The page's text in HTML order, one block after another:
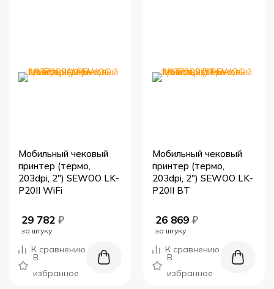
Мобильный чековый
принтер (термо,
203dpi, 2") SEWOO LK-
P20II WiFi
29 782 ₽
за штуку
К сравнению
В
избранное
Мобильный чековый
принтер (термо,
203dpi, 2") SEWOO LK-
P20II BT
26 869 ₽
за штуку
К сравнению
В
избранное